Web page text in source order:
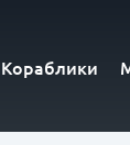
Кораблики